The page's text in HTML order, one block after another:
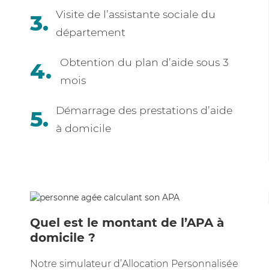
Visite de l’assistante sociale du
département
Obtention du plan d’aide sous 3
mois
Démarrage des prestations d’aide
à domicile
Quel est le montant de l’APA à
domicile ?
Notre simulateur d’Allocation Personnalisée